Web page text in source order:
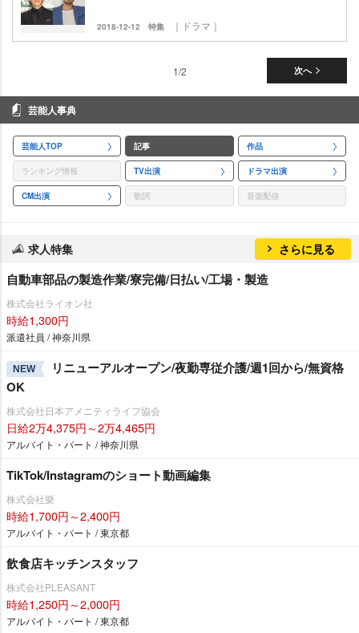
2018-12-12 特集 ｜ドラマ｜
次へ
1/2
芸能人事典
芸能人TOP 記事 作品
ランキング情報 TV出演 ドラマ出演
CM出演 歌詞 音楽配信
求人特集 さらに見る
自動車部品の製造作業/寮完備/日払い/工場・製造
株式会社ライオン社
時給1,300円
派遣社員 / 神奈川県
NEW
リニューアルオープン/夜勤専従介護/週1回から/無資格
OK
株式会社日本アメニティライフ協会
日給2万4,375円～2万4,465円
アルバイト・パート / 神奈川県
TikTok/Instagramのショート動画編集
株式会社樂
時給1,700円～2,400円
アルバイト・パート / 東京都
飲食店キッチンスタッフ
株式会社PLEASANT
時給1,250円～2,000円
アルバイト・パート / 東京都